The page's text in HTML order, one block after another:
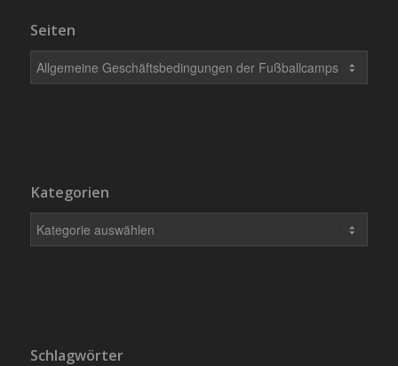
Seiten
Kategorien
Schlagwörter